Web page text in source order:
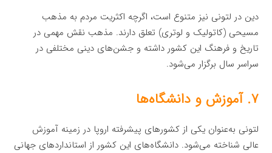
دین در لتونی نیز متنوع است، اگرچه اکثریت مردم به مذهب
مسیحی (کاتولیک و لوتری) تعلق دارند. مذهب نقش مهمی در
تاریخ و فرهنگ این کشور داشته و جشن‌های دینی مختلفی در
سراسر سال برگزار می‌شود.
۷. آموزش و دانشگاه‌ها
لتونی به‌عنوان یکی از کشورهای پیشرفته اروپا در زمینه آموزش
عالی شناخته می‌شود. دانشگاه‌های این کشور از استانداردهای جهانی